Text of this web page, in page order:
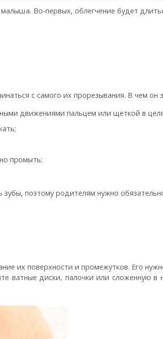
Во-первых, облегчение будет
с самого их прорезывания. В чем он
движениями пальцем или щеткой в
промыть;
поэтому родителям нужно
их поверхности и промежутков. Его
ватные диски, палочки или сложенную в